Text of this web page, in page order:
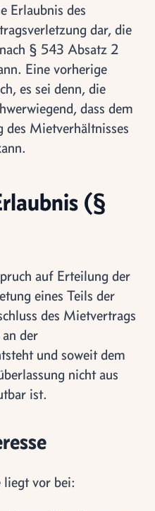
Erlaubnis des
dar, die
§ 543 Absatz 2
Eine vorherige
es sei denn, die
dass dem
des Mietverhältnisses
(§
auf Erteilung der
eines Teils der
des Mietvertrags
der
und soweit dem
nicht aus
ist.
liegt vor bei: